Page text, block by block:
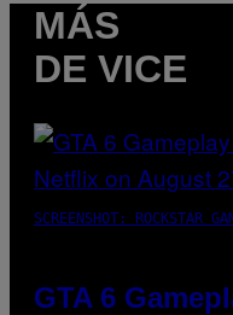
MÁS
DE VICE
SCREENSHOT: ROCKSTAR
GTA 6